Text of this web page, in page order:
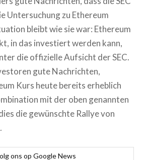
Untersuchung zu Ethereum
bleibt wie sie war: Ethereum
in das investiert werden kann,
die offizielle Aufsicht der SEC.
gute Nachrichten,
Kurs heute bereits erheblich
mit der oben genannten
die gewünschte Rallye von